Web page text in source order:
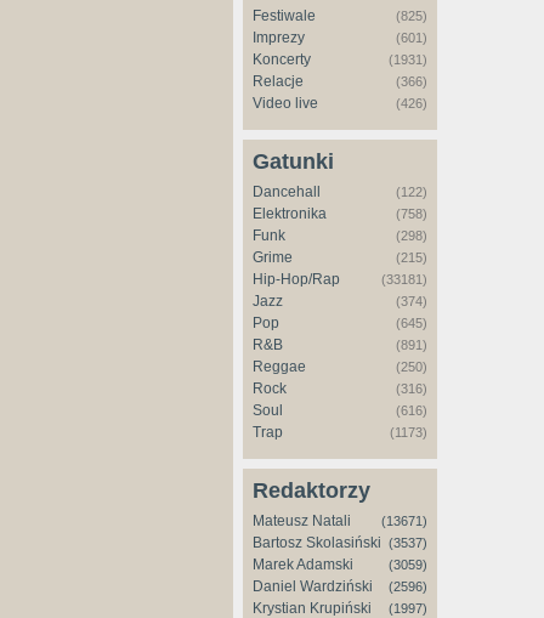
Festiwale (825)
Imprezy (601)
Koncerty (1931)
Relacje (366)
Video live (426)
Gatunki
Dancehall (122)
Elektronika (758)
Funk (298)
Grime (215)
Hip-Hop/Rap (33181)
Jazz (374)
Pop (645)
R&B (891)
Reggae (250)
Rock (316)
Soul (616)
Trap (1173)
Redaktorzy
Mateusz Natali (13671)
Bartosz Skolasiński (3537)
Marek Adamski (3059)
Daniel Wardziński (2596)
Krystian Krupiński (1997)